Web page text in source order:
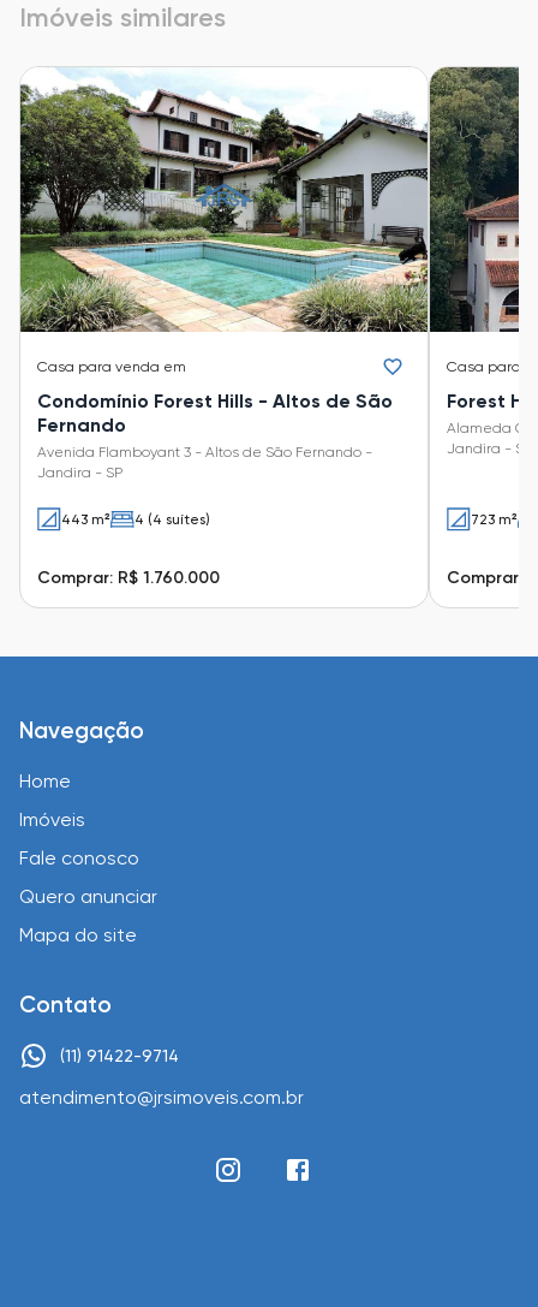
Imóveis similares
Casa para venda em
Condomínio Forest Hills - Altos de São
Fernando
Avenida Flamboyant 3 - Altos de São Fernando -
Jandira - SP
443 m² 4 (4 suítes)
Comprar: R$ 1.760.000
Casa para
Forest
Alameda
Jandira - SP
723 m²
Comprar:
Navegação
Home
Imóveis
Fale conosco
Quero anunciar
Mapa do site
Contato
(11) 91422-9714
atendimento@jrsimoveis.com.br